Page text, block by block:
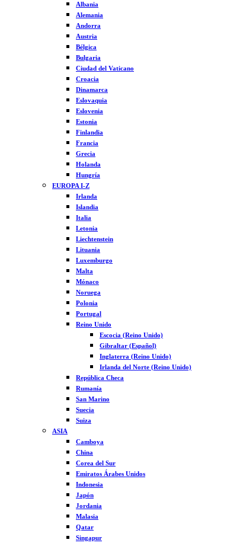
Albania
Alemania
Andorra
Austria
Bélgica
Bulgaria
Ciudad del Vaticano
Croacia
Dinamarca
Eslovaquia
Eslovenia
Estonia
Finlandia
Francia
Grecia
Holanda
Hungría
EUROPA I-Z
Irlanda
Islandia
Italia
Letonia
Liechtenstein
Lituania
Luxemburgo
Malta
Mónaco
Noruega
Polonia
Portugal
Reino Unido
Escocia (Reino Unido)
Gibraltar (Español)
Inglaterra (Reino Unido)
Irlanda del Norte (Reino Unido)
República Checa
Rumanía
San Marino
Suecia
Suiza
ASIA
Camboya
China
Corea del Sur
Emiratos Árabes Unidos
Indonesia
Japón
Jordania
Malasia
Qatar
Singapur